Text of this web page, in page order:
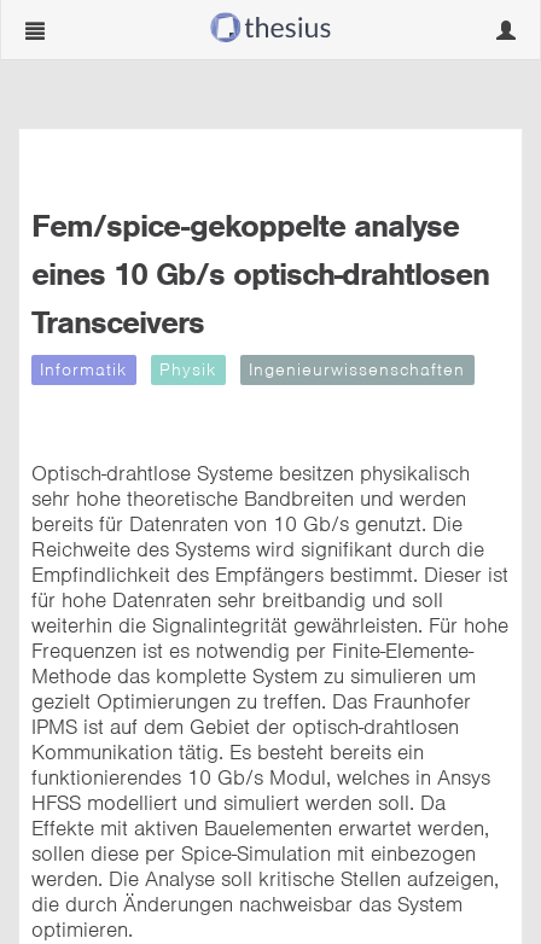
Navigation
Fem/spice-gekoppelte analyse
eines 10 Gb/s optisch-drahtlosen
Transceivers
Informatik Physik Ingenieurwissenschaften
Optisch-drahtlose Systeme besitzen physikalisch
sehr hohe theoretische Bandbreiten und werden
bereits für Datenraten von 10 Gb/s genutzt. Die
Reichweite des Systems wird signifikant durch die
Empfindlichkeit des Empfängers bestimmt. Dieser ist
für hohe Datenraten sehr breitbandig und soll
weiterhin die Signalintegrität gewährleisten. Für hohe
Frequenzen ist es notwendig per Finite-Elemente-
Methode das komplette System zu simulieren um
gezielt Optimierungen zu treffen. Das Fraunhofer
IPMS ist auf dem Gebiet der optisch-drahtlosen
Kommunikation tätig. Es besteht bereits ein
funktionierendes 10 Gb/s Modul, welches in Ansys
HFSS modelliert und simuliert werden soll. Da
Effekte mit aktiven Bauelementen erwartet werden,
sollen diese per Spice-Simulation mit einbezogen
werden. Die Analyse soll kritische Stellen aufzeigen,
die durch Änderungen nachweisbar das System
optimieren.